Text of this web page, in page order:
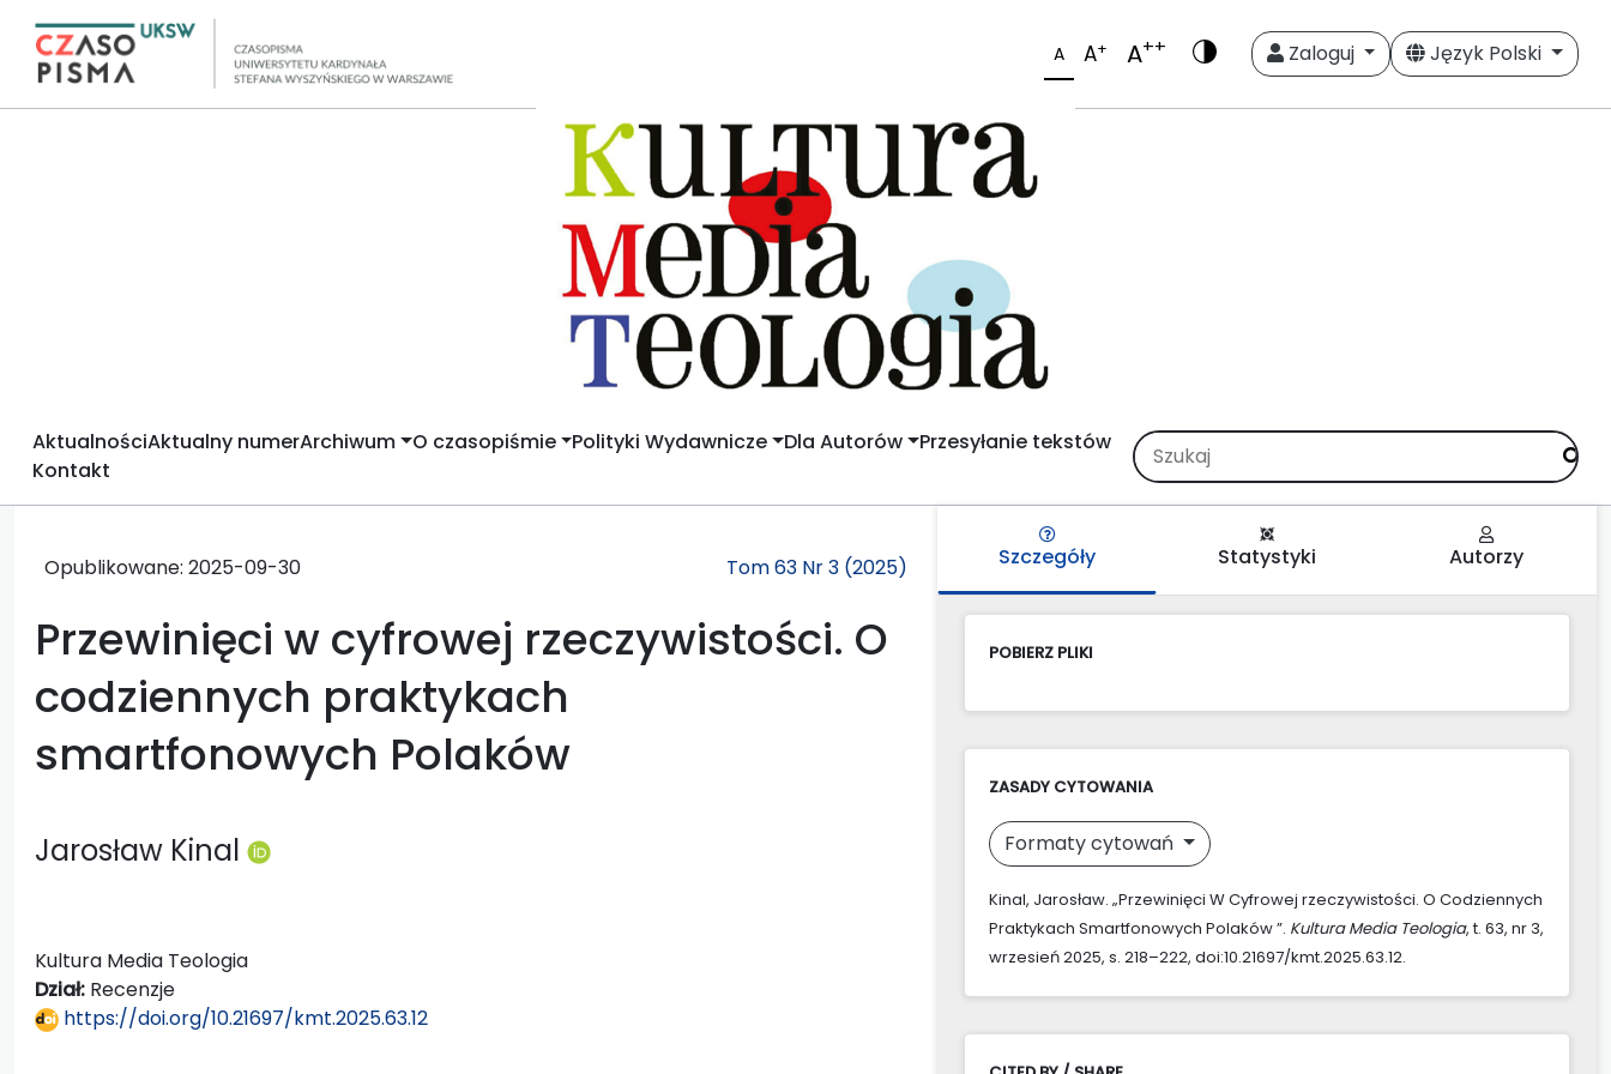
A A+ A++ Zaloguj Język Polski
AktualnościAktualny numerArchiwum O czasopiśmie Polityki Wydawnicze Dla Autorów Przesyłanie tekstów
Kontakt
Opublikowane: 2025-09-30 Tom 63 Nr 3 (2025)
Przewinięci w cyfrowej rzeczywistości. O
codziennych praktykach
smartfonowych Polaków
Jarosław Kinal
Kultura Media Teologia
Dział: Recenzje
https://doi.org/10.21697/kmt.2025.63.12
Szczegóły Statystyki Autorzy
POBIERZ PLIKI
ZASADY CYTOWANIA
Formaty cytowań
Kinal, Jarosław. „Przewinięci W Cyfrowej rzeczywistości. O Codziennych
Praktykach Smartfonowych Polaków ”. Kultura Media Teologia, t. 63, nr 3,
wrzesień 2025, s. 218–222, doi:10.21697/kmt.2025.63.12.